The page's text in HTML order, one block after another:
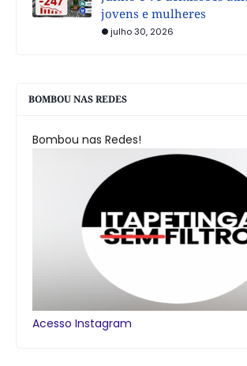
jovens e mulheres
julho 30, 2026
BOMBOU NAS REDES
Bombou nas Redes!
Acesso Instagram